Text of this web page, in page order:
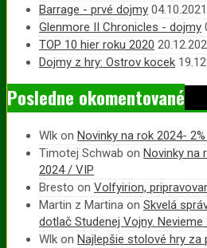
Barrage - prvé dojmy 04.10.2021
Glenmore II Chronicles - dojmy
TOP 10 hier roku 2020
Dojmy z hry: Ostrov kocek
Posledne okomentované
Wlk on Novinky na rok 2024-
Timotej Schwab on Novinky na
2024 / VIP
Bresto on Volfyirion,
Martin z Martina on Skvelá
dotlač Studenej Vojny.
Wlk on Najlepšie stolové hry za